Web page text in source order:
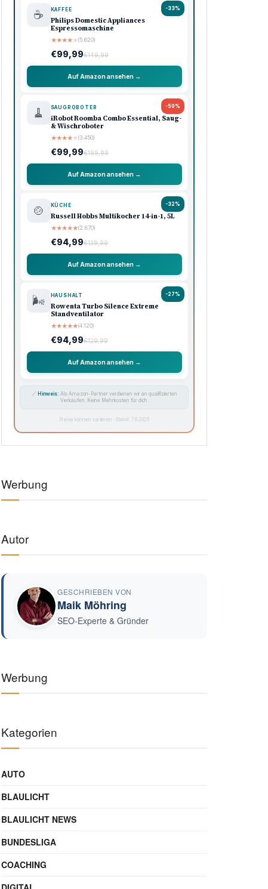
-33%
☕ KAFFEE
Philips Domestic Appliances
Espressomaschine
★★★★★(5.620)
€99,99€149,99
Auf Amazon ansehen →
-50%
🧹 SAUGROBOTER
iRobot Roomba Combo Essential, Saug-
& Wischroboter
★★★★★(3.450)
€99,99€199,99
Auf Amazon ansehen →
-32%
🍲 KÜCHE
Russell Hobbs Multikocher 14-in-1, 5L
★★★★★(2.870)
€94,99€139,99
Auf Amazon ansehen →
-27%
🌬️ HAUSHALT
Rowenta Turbo Silence Extreme
Standventilator
★★★★★(4.120)
€94,99€129,99
Auf Amazon ansehen →
🔗 Hinweis: Als Amazon-Partner verdienen wir an qualifizierten
Verkäufen. Keine Mehrkosten für dich.
Preise können variieren · Stand: 7.8.2026
Werbung
Autor
GESCHRIEBEN VON
Maik Möhring
SEO-Experte & Gründer
Werbung
Kategorien
AUTO
BLAULICHT
BLAULICHT NEWS
BUNDESLIGA
COACHING